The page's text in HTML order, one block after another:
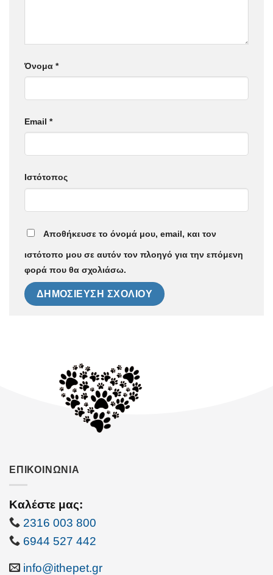
Όνομα *
Email *
Ιστότοπος
Αποθήκευσε το όνομά μου, email, και τον
ιστότοπο μου σε αυτόν τον πλοηγό για την επόμενη
φορά που θα σχολιάσω.
ΕΠΙΚΟΙΝΩΝΙΑ
Καλέστε μας:
2316 003 800
6944 527 442
info@ithepet.gr